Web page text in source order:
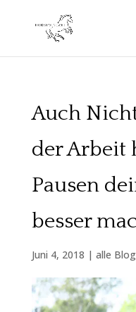
Auch
der Arbeit
Pausen
besser
Juni 4, 2018 | alle